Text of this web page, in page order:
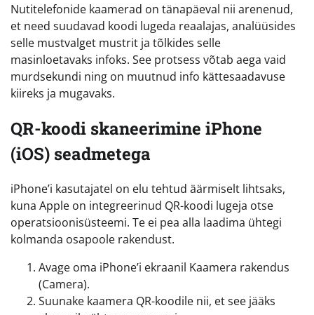
Nutitelefonide kaamerad on tänapäeval nii arenenud,
et need suudavad koodi lugeda reaalajas, analüüsides
selle mustvalget mustrit ja tõlkides selle
masinloetavaks infoks. See protsess võtab aega vaid
murdsekundi ning on muutnud info kättesaadavuse
kiireks ja mugavaks.
QR-koodi skaneerimine iPhone
(iOS) seadmetega
iPhone’i kasutajatel on elu tehtud äärmiselt lihtsaks,
kuna Apple on integreerinud QR-koodi lugeja otse
operatsioonisüsteemi. Te ei pea alla laadima ühtegi
kolmanda osapoole rakendust.
Avage oma iPhone’i ekraanil Kaamera rakendus
(Camera).
Suunake kaamera QR-koodile nii, et see jääks